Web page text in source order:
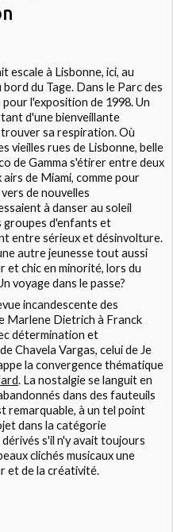
escale à Lisbonne, ici, au
bord du Tage. Dans le Parc des
l'exposition de 1998. Un
d'une bienveillante
sa respiration. Où
vieilles rues de Lisbonne, belle
de Gamma s'étirer entre deux
de Miami, comme pour
de nouvelles
à danser au soleil
groupes d'enfants et
entre sérieux et désinvolture.
autre jeunesse tout aussi
et chic en minorité, lors du
voyage dans le passe?
incandescente des
Marlene Dietrich à Franck
détermination et
Chavela Vargas, celui de Je
la convergence thématique
. La nostalgie se languit en
dans des fauteuils
remarquable, à un tel point
dans la catégorie
s'il n'y avait toujours
clichés musicaux une
et de la créativité.